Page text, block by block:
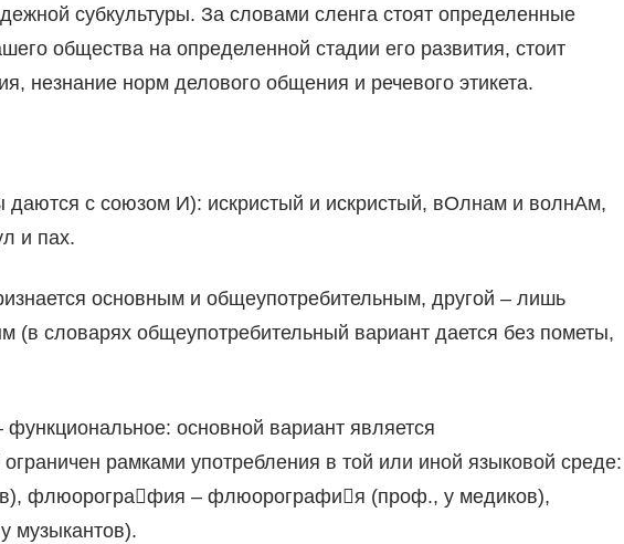
субкультуры. За словами сленга стоят определенные
общества на определенной стадии его развития, стоит
незнание норм делового общения и речевого этикета.
даются с союзом И): искристый и искристый, вОлнам и волнАм,
и пах.
основным и общеупотребительным, другой – лишь
(в словарях общеупотребительный вариант дается без пометы,
основной вариант является
рамками употребления в той или иной языковой среде:
флюорография – флюорография (проф., у медиков),
музыкантов).